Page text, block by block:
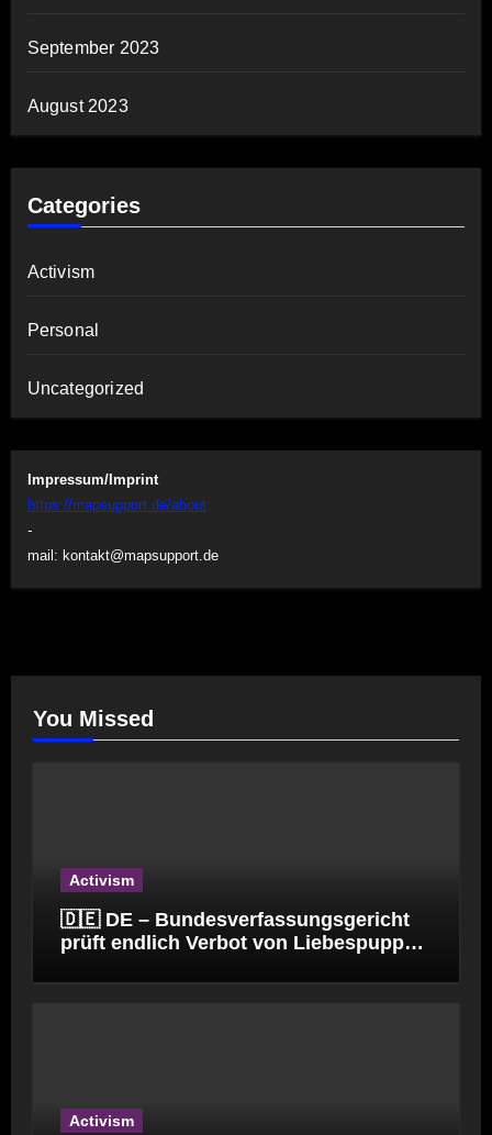
September 2023
August 2023
Categories
Activism
Personal
Uncategorized
Impressum/Imprint
https://mapsupport.de/about
-
mail: kontakt@mapsupport.de
You Missed
Activism
🇩🇪 DE – Bundesverfassungsgericht
prüft endlich Verbot von Liebespuppen
Activism